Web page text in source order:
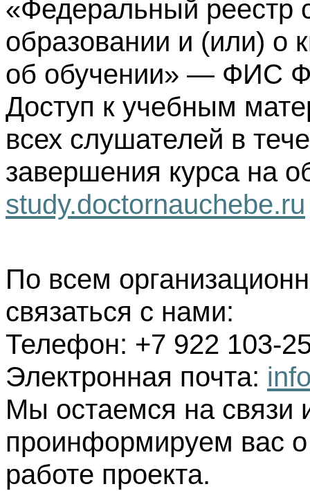
«Федеральный реестр
образовании и (или) о
об обучении» — ФИС
Доступ к учебным
всех слушателей в
завершения курса на
study.doctornauchebe.ru
По всем
связаться с нами:
Телефон: +7 922 103-
Электронная почта:
Мы остаемся на связи
проинформируем вас
работе проекта.